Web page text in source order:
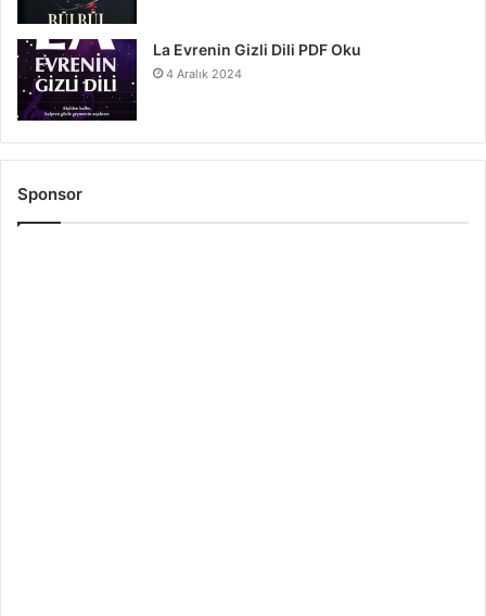
La Evrenin Gizli Dili PDF Oku
4 Aralık 2024
Sponsor